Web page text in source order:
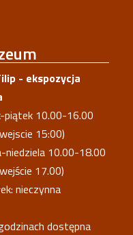
- ekspozycja
10.00-16.00
15:00)
10.00-18.00
17.00)
nieczynna
dostępna